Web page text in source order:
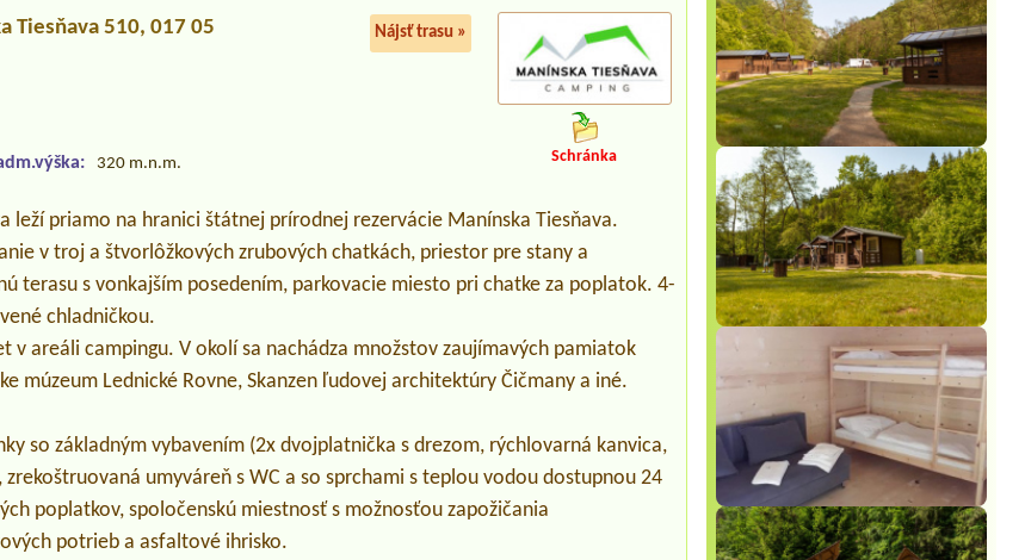
Termín od 2026-07-29 |Táborisko
Krym Nová Kelča
1 stan, 1 auto, 2 osoby, 1 dieta, el.
pripojka
Termín od 2026-08-05 |Kemp Ormet
Teplý Vrch
2 miesta pre stany, 8 osôb, 2 auta
Termín od 2026-07-30 |Autocamping
Trenčín na Ostrove
1 stan 2 osoby
Tiesňava 510, 017 05 Nájsť trasu »
320 m.n.m. Schránka
leží priamo na hranici štátnej prírodnej rezervácie Manínska Tiesňava.
v troj a štvorlôžkových zrubových chatkách, priestor pre stany a
terasu s vonkajším posedením, parkovacie miesto pri chatke za poplatok. 4-
chladničkou.
v areáli campingu. V okolí sa nachádza množstov zaujímavých pamiatok
múzeum Lednické Rovne, Skanzen ľudovej architektúry Čičmany a iné.
so základným vybavením (2x dvojplatnička s drezom, rýchlovarná kanvica,
umyváreň s WC a so sprchami s teplou vodou dostupnou 24
poplatkov, spoločenskú miestnosť s možnosťou zapožičania
potrieb a asfaltové ihrisko.